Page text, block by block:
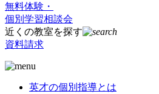
無料体験・
個別学習相談会
近くの教室を探す
資料請求
英才の個別指導とは